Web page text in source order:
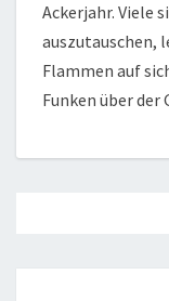
Ackerjahr. Viele
auszutauschen,
Flammen auf
Funken über